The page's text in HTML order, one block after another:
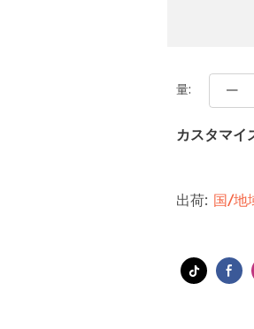
量:
カスタマイ
出荷: 国/地